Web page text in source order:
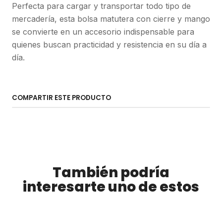
Perfecta para cargar y transportar todo tipo de
mercadería, esta bolsa matutera con cierre y mango
se convierte en un accesorio indispensable para
quienes buscan practicidad y resistencia en su día a
día.
COMPARTIR ESTE PRODUCTO
También podría
interesarte uno de estos